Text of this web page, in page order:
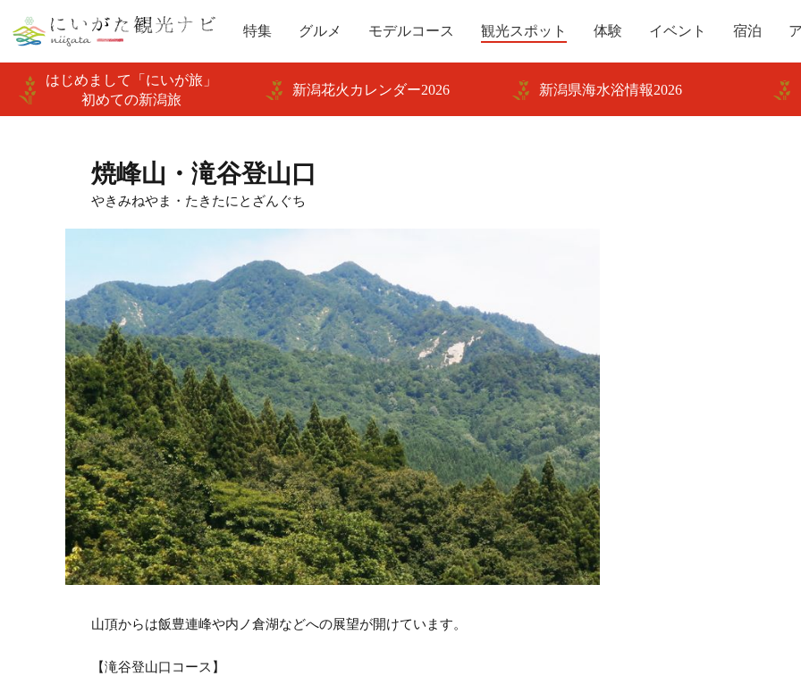
特集 グルメ モデルコース 観光スポット 体験 イベント 宿泊
はじめまして「にいが旅」
初めての新潟旅
新潟花火カレンダー2026 新潟県海水浴情報2026
焼峰山・滝谷登山口
やきみねやま・たきたにとざんぐち
山頂からは飯豊連峰や内ノ倉湖などへの展望が開けています。
【滝谷登山口コース】